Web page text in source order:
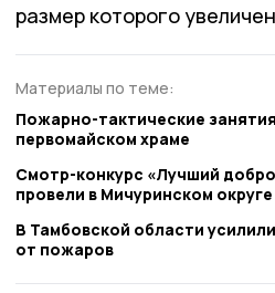
размер которого
Материалы по теме:
Пожарно-тактические
первомайском храме
Смотр-конкурс «Лучший
провели в Мичуринском округе
В Тамбовской области
от пожаров